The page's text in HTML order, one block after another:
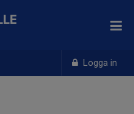
Logga in